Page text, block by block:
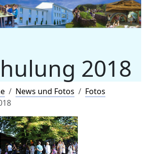
2018
News und Fotos
Fotos